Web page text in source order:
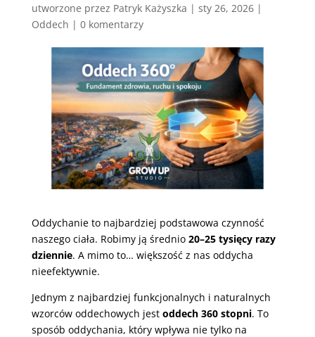
utworzone przez Patryk Każyszka | sty 26, 2026|
Oddech | 0 komentarzy
Oddychanie to najbardziej podstawowa czynność
naszego ciała. Robimy ją średnio 20–25 tysięcy razy
dziennie. A mimo to… większość z nas oddycha
nieefektywnie.
Jednym z najbardziej funkcjonalnych i naturalnych
wzorców oddechowych jest oddech 360 stopni. To
sposób oddychania, który wpływa nie tylko na